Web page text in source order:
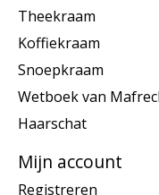
Theekraam
Koffiekraam
Snoepkraam
Wetboek van
Haarschat
Mijn account
Registreren